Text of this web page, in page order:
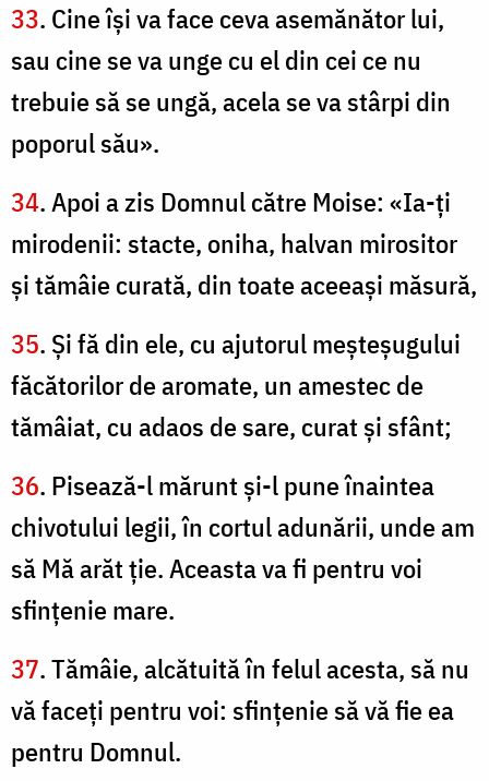
33. Cine îşi va face ceva asemănător lui,
sau cine se va unge cu el din cei ce nu
trebuie să se ungă, acela se va stârpi din
poporul său».
34. Apoi a zis Domnul către Moise: «Ia-ţi
mirodenii: stacte, oniha, halvan mirositor
şi tămâie curată, din toate aceeaşi măsură,
35. Şi fă din ele, cu ajutorul meşteşugului
făcătorilor de aromate, un amestec de
tămâiat, cu adaos de sare, curat şi sfânt;
36. Pisează-l mărunt şi-l pune înaintea
chivotului legii, în cortul adunării, unde am
să Mă arăt ţie. Aceasta va fi pentru voi
sfinţenie mare.
37. Tămâie, alcătuită în felul acesta, să nu
vă faceţi pentru voi: sfinţenie să vă fie ea
pentru Domnul.